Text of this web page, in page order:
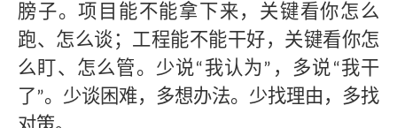
膀子。项目能不能拿下来，关键看你怎么
跑、怎么谈；工程能不能干好，关键看你怎
么盯、怎么管。少说“我认为” ，多说“我干
了”。少谈困难，多想办法。少找理由，多找